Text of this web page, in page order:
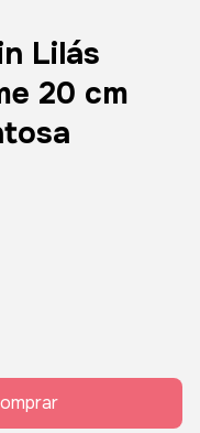
Lilás
20 cm